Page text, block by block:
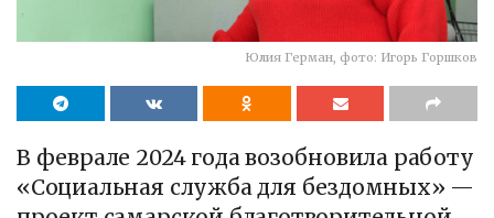
Юлия Герман, фото: Игорь Горшков
В феврале 2024 года возобновила работу
«Социальная служба для бездомных» —